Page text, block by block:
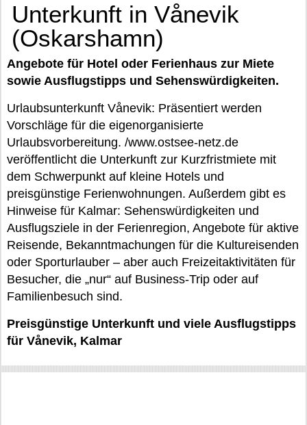
Unterkunft in Vånevik
(Oskarshamn)
Angebote für Hotel oder Ferienhaus zur Miete
sowie Ausflugstipps und Sehenswürdigkeiten.
Urlaubsunterkunft Vånevik: Präsentiert werden
Vorschläge für die eigenorganisierte
Urlaubsvorbereitung. /www.ostsee-netz.de
veröffentlicht die Unterkunft zur Kurzfristmiete mit
dem Schwerpunkt auf kleine Hotels und
preisgünstige Ferienwohnungen. Außerdem gibt es
Hinweise für Kalmar: Sehenswürdigkeiten und
Ausflugsziele in der Ferienregion, Angebote für aktive
Reisende, Bekanntmachungen für die Kultureisenden
oder Sporturlauber – aber auch Freizeitaktivitäten für
Besucher, die „nur“ auf Business-Trip oder auf
Familienbesuch sind.
Preisgünstige Unterkunft und viele Ausflugstipps
für Vånevik, Kalmar